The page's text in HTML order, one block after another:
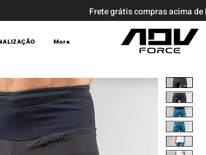
Frete grátis compras acima de
More